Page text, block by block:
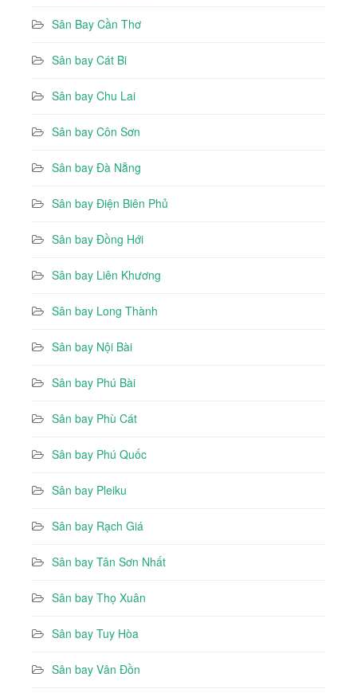
Sân Bay Cần Thơ
Sân bay Cát Bi
Sân bay Chu Lai
Sân bay Côn Sơn
Sân bay Đà Nẵng
Sân bay Điện Biên Phủ
Sân bay Đồng Hới
Sân bay Liên Khương
Sân bay Long Thành
Sân bay Nội Bài
Sân bay Phú Bài
Sân bay Phù Cát
Sân bay Phú Quốc
Sân bay Pleiku
Sân bay Rạch Giá
Sân bay Tân Sơn Nhất
Sân bay Thọ Xuân
Sân bay Tuy Hòa
Sân bay Vân Đồn